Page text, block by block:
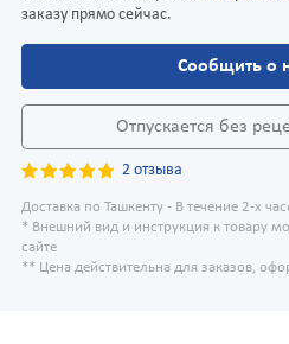
заказу прямо сейчас.
Сообщить о
Отпускается без
2 отзыва
Доставка по Ташкенту - В течение 2-х
* Внешний вид и инструкция к товару
сайте
** Цена действительна для заказов,